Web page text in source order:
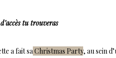
tu trouveras
a fait saChristmas Party, au sein